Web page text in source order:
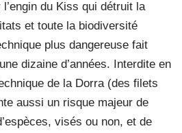
du Kiss qui détruit la
et toute la biodiversité
plus dangereuse fait
dizaine d’années. Interdite en
de la Dorra (des filets
aussi un risque majeur de
visés ou non, et de